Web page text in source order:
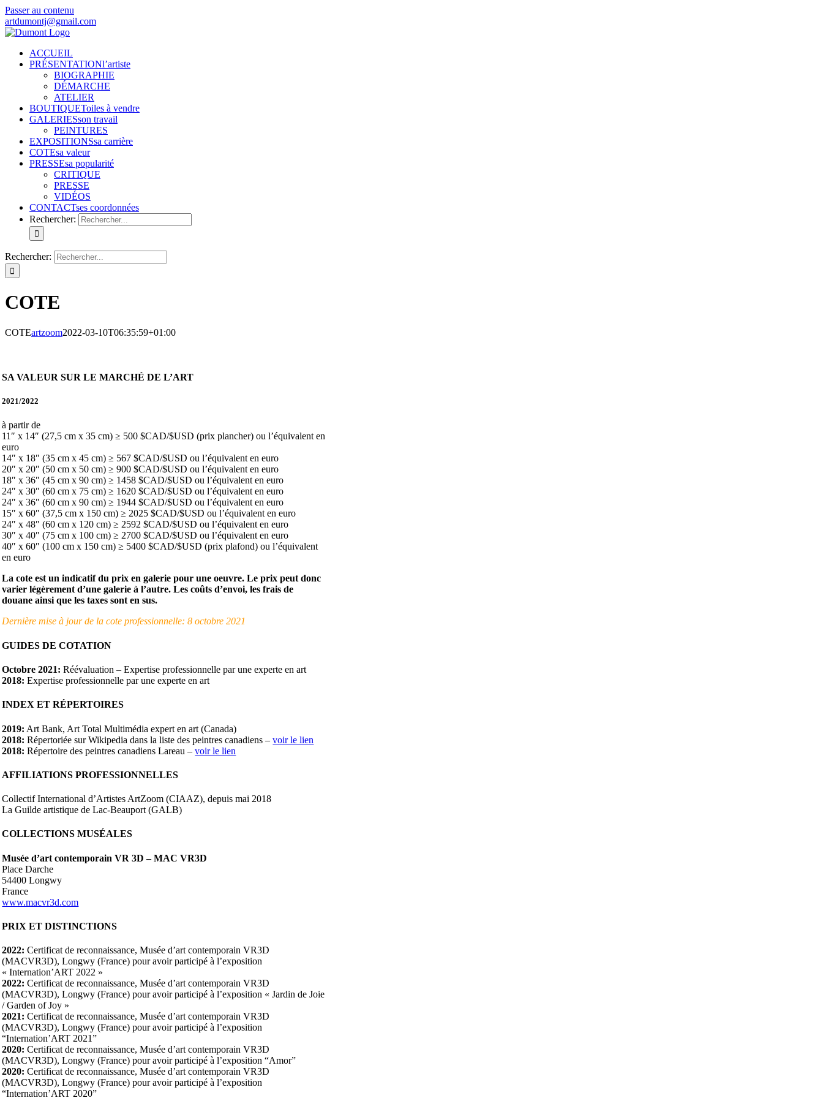
Passer au contenu
artdumontj@gmail.com
ACCUEIL
PRÉSENTATIONl’artiste
BIOGRAPHIE
DÉMARCHE
ATELIER
BOUTIQUEToiles à vendre
GALERIESson travail
PEINTURES
EXPOSITIONSsa carrière
COTEsa valeur
PRESSEsa popularité
CRITIQUE
PRESSE
VIDÉOS
CONTACTses coordonnées
Rechercher:
Rechercher:
COTE
COTEartzoom2022-03-10T06:35:59+01:00
SA VALEUR SUR LE MARCHÉ DE L’ART
2021/2022
à partir de
11″ x 14″ (27,5 cm x 35 cm) ≥ 500 $CAD/$USD (prix plancher) ou l’équivalent en
euro
14″ x 18″ (35 cm x 45 cm) ≥ 567 $CAD/$USD ou l’équivalent en euro
20″ x 20″ (50 cm x 50 cm) ≥ 900 $CAD/$USD ou l’équivalent en euro
18″ x 36″ (45 cm x 90 cm) ≥ 1458 $CAD/$USD ou l’équivalent en euro
24″ x 30″ (60 cm x 75 cm) ≥ 1620 $CAD/$USD ou l’équivalent en euro
24″ x 36″ (60 cm x 90 cm) ≥ 1944 $CAD/$USD ou l’équivalent en euro
15″ x 60″ (37,5 cm x 150 cm) ≥ 2025 $CAD/$USD ou l’équivalent en euro
24″ x 48″ (60 cm x 120 cm) ≥ 2592 $CAD/$USD ou l’équivalent en euro
30″ x 40″ (75 cm x 100 cm) ≥ 2700 $CAD/$USD ou l’équivalent en euro
40″ x 60″ (100 cm x 150 cm) ≥ 5400 $CAD/$USD (prix plafond) ou l’équivalent
en euro
La cote est un indicatif du prix en galerie pour une oeuvre. Le prix peut donc
varier légèrement d’une galerie à l’autre. Les coûts d’envoi, les frais de
douane ainsi que les taxes sont en sus.
Dernière mise à jour de la cote professionnelle: 8 octobre 2021
GUIDES DE COTATION
Octobre 2021: Réévaluation – Expertise professionnelle par une experte en art
2018: Expertise professionnelle par une experte en art
INDEX ET RÉPERTOIRES
2019: Art Bank, Art Total Multimédia expert en art (Canada)
2018: Répertoriée sur Wikipedia dans la liste des peintres canadiens –voir le lien
2018:Répertoire des peintres canadiens Lareau –voir le lien
AFFILIATIONS PROFESSIONNELLES
Collectif International d’Artistes ArtZoom (CIAAZ), depuis mai 2018
La Guilde artistique de Lac-Beauport (GALB)
COLLECTIONS MUSÉALES
Musée d’art contemporain VR 3D – MAC VR3D
Place Darche
54400 Longwy
France
www.macvr3d.com
PRIX ET DISTINCTIONS
2022: Certificat de reconnaissance, Musée d’art contemporain VR3D
(MACVR3D), Longwy (France) pour avoir participé à l’exposition
« Internation’ART 2022 »
2022: Certificat de reconnaissance, Musée d’art contemporain VR3D
(MACVR3D), Longwy (France) pour avoir participé à l’exposition « Jardin de Joie
/ Garden of Joy »
2021: Certificat de reconnaissance, Musée d’art contemporain VR3D
(MACVR3D), Longwy (France) pour avoir participé à l’exposition
“Internation’ART 2021”
2020: Certificat de reconnaissance, Musée d’art contemporain VR3D
(MACVR3D), Longwy (France) pour avoir participé à l’exposition “Amor”
2020: Certificat de reconnaissance, Musée d’art contemporain VR3D
(MACVR3D), Longwy (France) pour avoir participé à l’exposition
“Internation’ART 2020”